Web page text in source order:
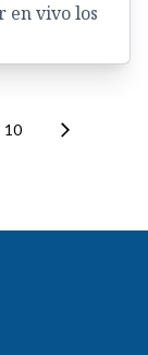
en vivo los
10